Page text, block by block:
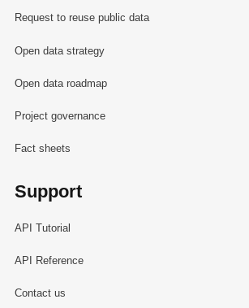
Request to reuse public data
Open data strategy
Open data roadmap
Project governance
Fact sheets
Support
API Tutorial
API Reference
Contact us